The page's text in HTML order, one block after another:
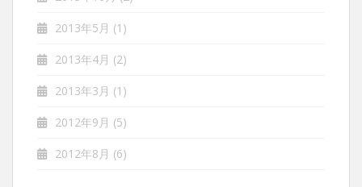
2013年5月 (1)
2013年4月 (2)
2013年3月 (1)
2012年9月 (5)
2012年8月 (6)